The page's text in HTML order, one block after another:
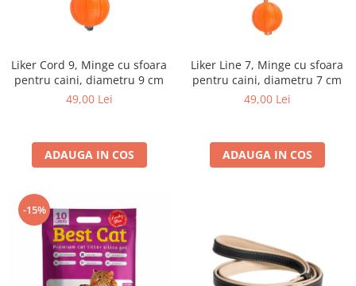
Liker Cord 9, Minge cu sfoara
pentru caini, diametru 9 cm
49,00 Lei
ADAUGA IN COS
Liker Line 7, Minge cu sfoara
pentru caini, diametru 7 cm
49,00 Lei
ADAUGA IN COS
-15%